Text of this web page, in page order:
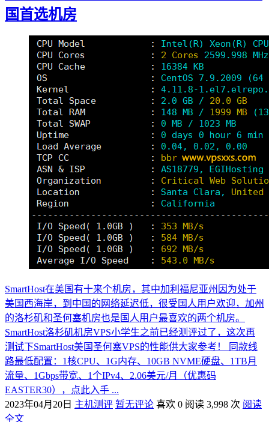
国首选机房
SmartHost在美国有十来个机房，其中加利福尼亚州因为处于
美国西海岸，到中国的网络延迟低，很受国人用户欢迎，加州
的洛杉矶和圣何塞机房也是国人用户最喜欢的两个机房。
SmartHost洛杉矶机房VPS小学生之前已经测评过了，这次再
测试下SmartHost美国圣何塞VPS的性能供大家参考！ 同款线
路最低配置：1核CPU、1G内存、10GB NVME硬盘、1TB月
流量、1Gbps带宽、1个IPv4、2.06美元/月（优惠码
EASTER30），点此入手 ...
2023年04月20日 主机测评 暂无评论 喜欢 0 阅读 3,998 次 阅读
全文